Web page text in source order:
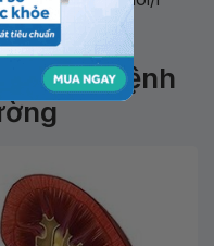
2h.
chứng bệnh